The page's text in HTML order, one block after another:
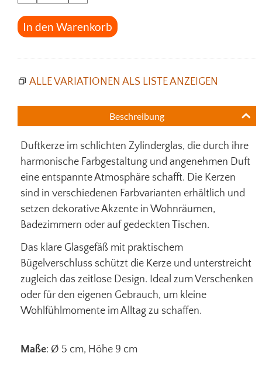
In den Warenkorb
ALLE VARIATIONEN ALS LISTE ANZEIGEN
Beschreibung
Duftkerze im schlichten Zylinderglas, die durch ihre
harmonische Farbgestaltung und angenehmen Duft
eine entspannte Atmosphäre schafft. Die Kerzen
sind in verschiedenen Farbvarianten erhältlich und
setzen dekorative Akzente in Wohnräumen,
Badezimmern oder auf gedeckten Tischen.
Das klare Glasgefäß mit praktischem
Bügelverschluss schützt die Kerze und unterstreicht
zugleich das zeitlose Design. Ideal zum Verschenken
oder für den eigenen Gebrauch, um kleine
Wohlfühlmomente im Alltag zu schaffen.
Maße: Ø 5 cm, Höhe 9 cm